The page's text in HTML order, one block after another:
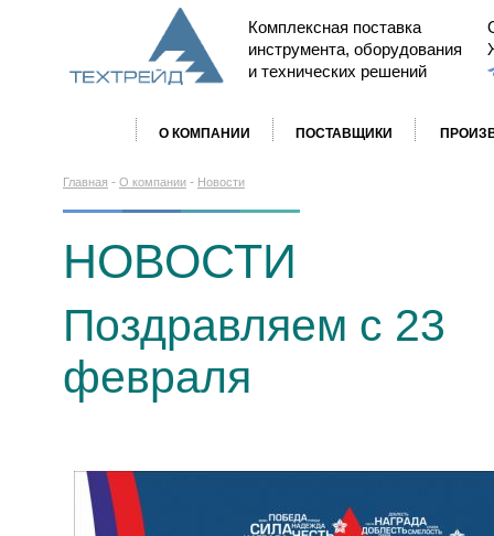
Комплексная поставка
инструмента, оборудования
и технических решений
О КОМПАНИИ ПОСТАВЩИКИ
Главная - О компании - Новости
НОВОСТИ
Поздравляем с 23
февраля